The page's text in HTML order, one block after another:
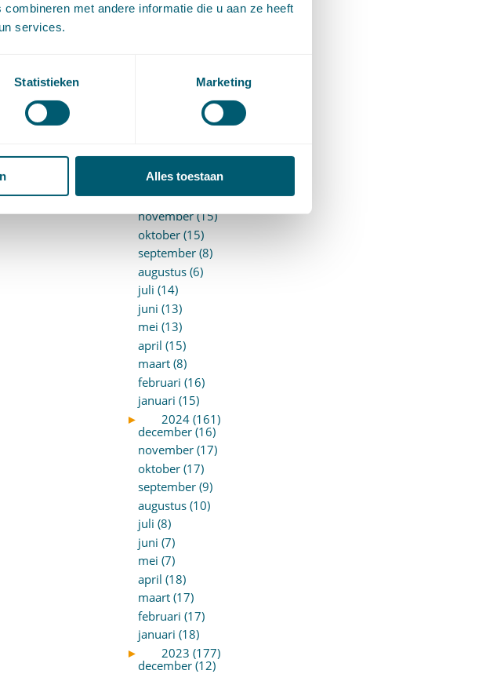
met andere informatie die u aan ze heeft
services.
Statistieken Marketing
Alles toestaan
2025 (153)
december (15)
november (15)
oktober (15)
september (8)
augustus (6)
juli (14)
juni (13)
mei (13)
april (15)
maart (8)
februari (16)
januari (15)
►
2024 (161)
december (16)
november (17)
oktober (17)
september (9)
augustus (10)
juli (8)
juni (7)
mei (7)
april (18)
maart (17)
februari (17)
januari (18)
►
2023 (177)
december (12)